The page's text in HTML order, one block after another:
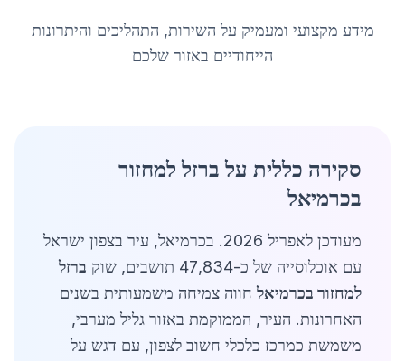
מידע מקצועי ומעמיק על השירות, התהליכים והיתרונות
הייחודיים באזור שלכם
סקירה כללית על ברזל למחזור
בכרמיאל
מעודכן לאפריל 2026. בכרמיאל, עיר בצפון ישראל
עם אוכלוסייה של כ-47,834 תושבים, שוק
ברזל
למחזור בכרמיאלחווה צמיחה משמעותית בשנים
האחרונות. העיר, הממוקמת באזור גליל מערבי,
משמשת כמרכז כלכלי חשוב לצפון, עם דגש על